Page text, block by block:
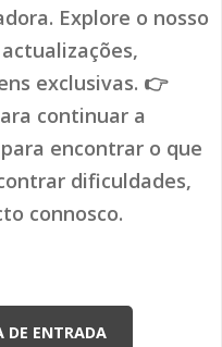
Explore o nosso
exclusivas. 👉
continuar a
encontrar o que
dificuldades,
connosco.
DE ENTRADA